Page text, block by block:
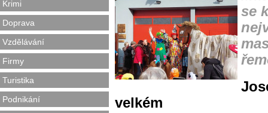
Krimi
Doprava
Vzdělávání
Firmy
Turistika
Podnikání
se
velkém